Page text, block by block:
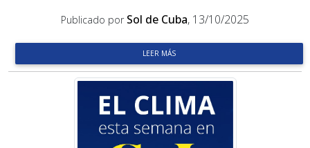
Publicado por Sol de Cuba, 13/10/2025
LEER MÁS